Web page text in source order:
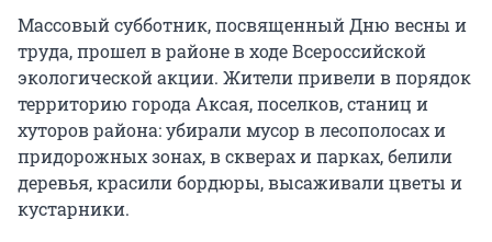
Массовый субботник, посвященный Дню весны и
труда, прошел в районе в ходе Всероссийской
экологической акции. Жители привели в порядок
территорию города Аксая, поселков, станиц и
хуторов района: убирали мусор в лесополосах и
придорожных зонах, в скверах и парках, белили
деревья, красили бордюры, высаживали цветы и
кустарники.